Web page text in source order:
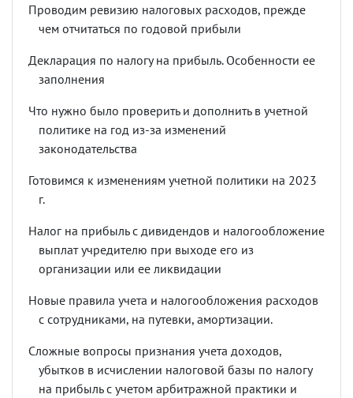
Проводим ревизию налоговых расходов, прежде
чем отчитаться по годовой прибыли
Декларация по налогу на прибыль. Особенности ее
заполнения
Что нужно было проверить и дополнить в учетной
политике на год из-за изменений
законодательства
Готовимся к изменениям учетной политики на 2023
г.
Налог на прибыль с дивидендов и налогообложение
выплат учредителю при выходе его из
организации или ее ликвидации
Новые правила учета и налогообложения расходов
с сотрудниками, на путевки, амортизации.
Сложные вопросы признания учета доходов,
убытков в исчислении налоговой базы по налогу
на прибыль с учетом арбитражной практики и